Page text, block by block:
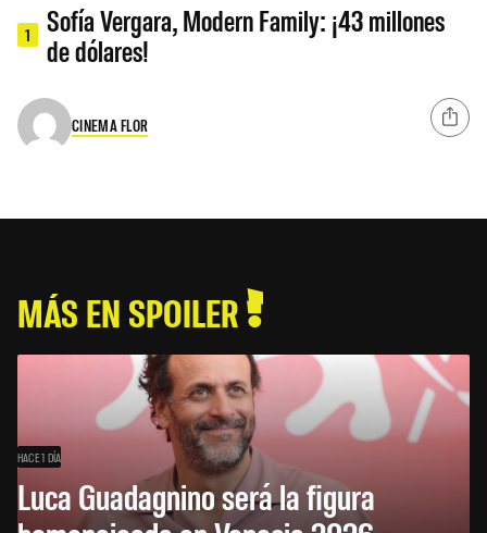
1
Sofía Vergara, Modern Family: ¡43 millones
de dólares!
CINEMA FLOR
MÁS EN SPOILER
HACE 1 DÍA
Luca Guadagnino será la figura